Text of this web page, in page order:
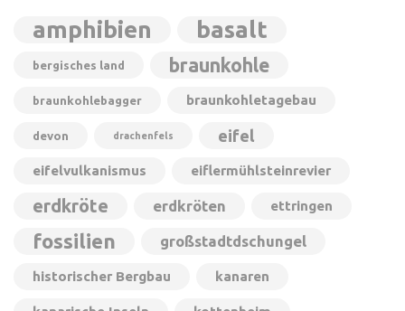
amphibien basalt
bergisches land braunkohle
braunkohlebagger braunkohletagebau
devon drachenfels eifel
eifelvulkanismus eiflermühlsteinrevier
erdkröte erdkröten ettringen
fossilien großstadtdschungel
historischer Bergbau kanaren